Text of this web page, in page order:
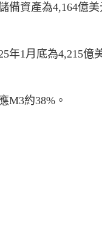
備資產為4,164億美
年1月底為4,215億
M3約38%。